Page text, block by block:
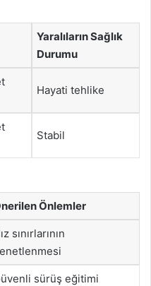
Yaralıların Sağlık
Durumu
Hayati tehlike
Stabil
Önlemler
sınırlarının
sürüş eğitimi